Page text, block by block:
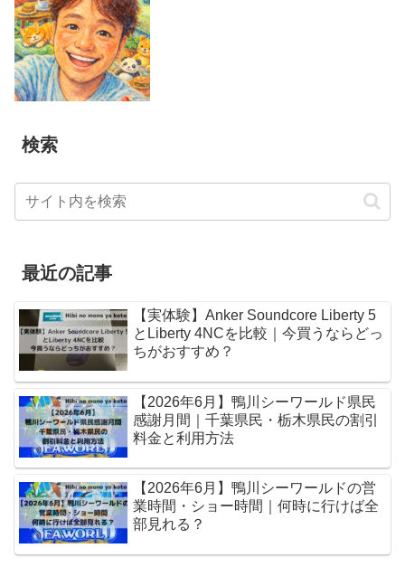
検索
最近の記事
【実体験】Anker Soundcore Liberty 5
とLiberty 4NCを比較｜今買うならどっ
ちがおすすめ？
【2026年6月】鴨川シーワールド県民
感謝月間｜千葉県民・栃木県民の割引
料金と利用方法
【2026年6月】鴨川シーワールドの営
業時間・ショー時間｜何時に行けば全
部見れる？